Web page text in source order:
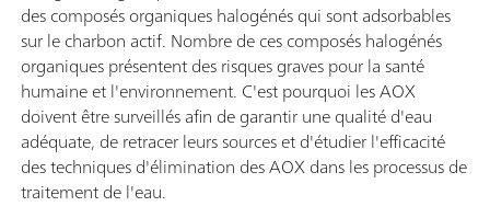
des composés organiques halogénés qui sont adsorbables
sur le charbon actif. Nombre de ces composés halogénés
organiques présentent des risques graves pour la santé
humaine et l'environnement. C'est pourquoi les AOX
doivent être surveillés afin de garantir une qualité d'eau
adéquate, de retracer leurs sources et d'étudier l'efficacité
des techniques d'élimination des AOX dans les processus de
traitement de l'eau.